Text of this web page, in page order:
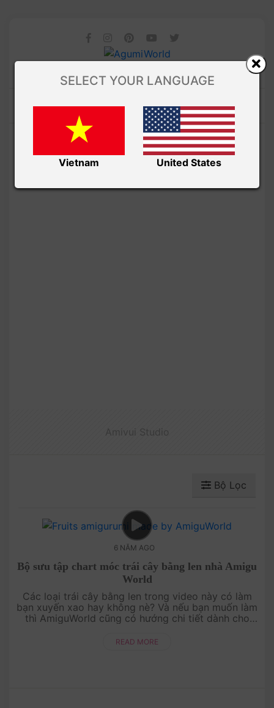
Bộ Lọc
6 NĂM AGO
Bộ sưu tập chart móc trái cây bằng len nhà Amigu
World
Các loại trái cây bằng len trong video này có làm
bạn xuyến xao hay không nè? Và nếu bạn muốn làm
thì AmiguWorld cũng có hướng chi tiết dành cho
READ MORE
SELECT YOUR LANGUAGE
Vietnam United States